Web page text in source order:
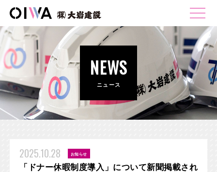
NEWS
ニュース
2025.10.28 お知らせ
「ドナー休暇制度導入」について新聞掲載され